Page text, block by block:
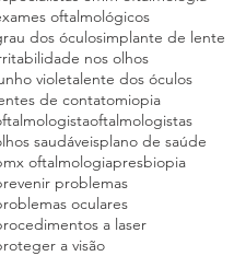
oftalmológicos
dos óculosimplante de lente
nos olhos
violetalente dos óculos
de contatomiopia
oftalmologistas
saudáveisplano de saúde
oftalmologiapresbiopia
problemas
oculares
a laser
a visão